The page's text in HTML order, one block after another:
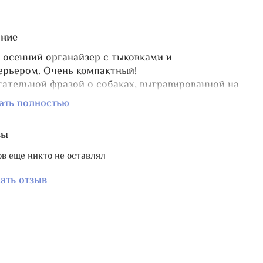
органайзер с тыковками и
Очень компактный!
фразой о собаках, выгравированной на
закреплен и дополнительно отшлифован
органайзера скруглены.
формы 10х7 мм, что позволяет
полностью
еще никто не оставлял
отзыв